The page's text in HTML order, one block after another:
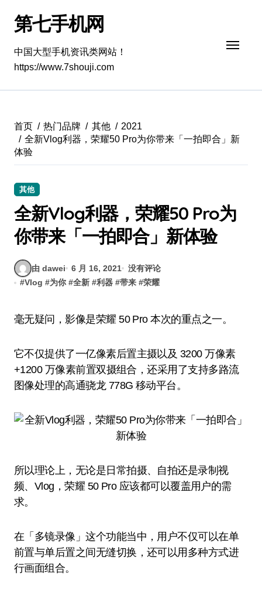
第七手机网
中国大型手机资讯类网站！
https://www.7shouji.com
首页 热门品牌 其他
2021
全新Vlog利器，荣耀50 Pro为你带来「一拍即合」新
体验
其他
全新Vlog利器，荣耀50 Pro为
你带来「一拍即合」新体验
由 dawei 6 月 16, 2021
没有评论
#Vlog #为你 #全新 #利器 #带来 #荣耀
毫无疑问，影像是荣耀 50 Pro 本次的重点之一。
它不仅提供了一亿像素后置主摄以及 3200 万像素
+1200 万像素前置双摄组合，还采用了支持多路流
图像处理的高通骁龙 778G 移动平台。
所以理论上，无论是日常拍摄、自拍还是录制视
频、Vlog，荣耀 50 Pro 应该都可以覆盖用户的需
求。
在「多镜录像」这个功能当中，用户不仅可以在单
前置与单后置之间无缝切换，还可以用多种方式进
行画面组合。